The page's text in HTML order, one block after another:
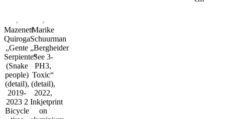
Mazenett
Quiroga
„Gente
Serpiente“
(Snake
people)
(detail),
2019-
2023 2
Bicycle
Marike
Schuurman
„Bergheider
See 3-
PH3,
Toxic“
(detail),
2022,
Inkjetprint
on